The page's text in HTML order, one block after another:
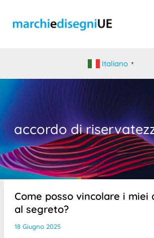
contenuto
Italiano ▼
accordo di
Come posso vincolare i miei
al segreto?
18 Giugno 2025